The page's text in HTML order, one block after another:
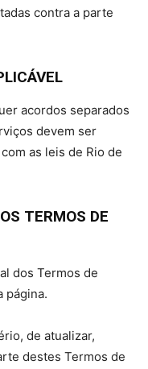
contra a parte
acordos separados
devem ser
as leis de Rio de
TERMOS DE
dos Termos de
página.
de atualizar,
destes Termos de